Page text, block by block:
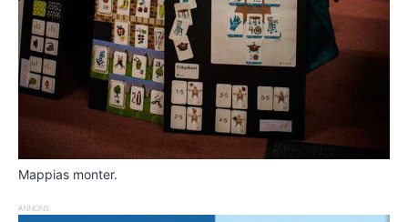
Mappias monter.
ANNONS